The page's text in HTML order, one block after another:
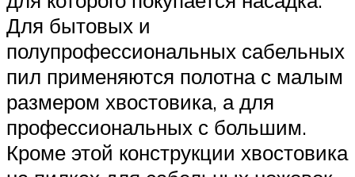
Для бытовых и
полупрофессиональных сабельных
пил применяются полотна с малым
размером хвостовика, а для
профессиональных с большим.
Кроме этой конструкции хвостовика